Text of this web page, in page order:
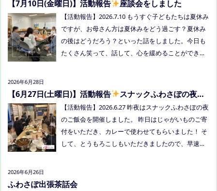
頃 場所：LIVE STATION AIZ(倉敷市玉島阿賀崎2-3-55)
内容：音楽あり、ゲームあり、食べ物ありの多世代
交流夏祭りです。
【7月10日(金曜日)】活動報告 座談会をしました
【活動報告】2026.7.10 もうすぐ子どもたちは夏休み
ですが、お母さん方は夏休みをどう過ごす？夏休み
の後はどうだろう？といった話をしました。今日も
たくさん笑って、話して、心を緩めることができま
ご予約してくださいね。
2026年6月28日
【6月27日(土曜日)】活動報告
スナックふわさぽの夜の
ご飯会を開催しました【活動報告】2026.6.27 昨夜はスナックふわさぽの夜
のご飯会を開催しました。 昨日はじゃがいものご寄
付をいただき、カレーで使わせてもらいました！ そ
して、とうもろこしもいただきましたので、早速茹
多く、お母さまの困ってる、だけではなく、ご家族
2026年6月26日
ふわさぽ出張茶話会